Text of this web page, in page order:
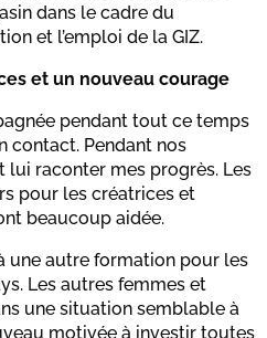
dans le cadre du
et l’emploi de la GIZ.
et un nouveau courage
pendant tout ce temps
contact. Pendant nos
lui raconter mes progrès. Les
pour les créatrices et
beaucoup aidée.
une autre formation pour les
Les autres femmes et
une situation semblable à
motivée à investir toutes